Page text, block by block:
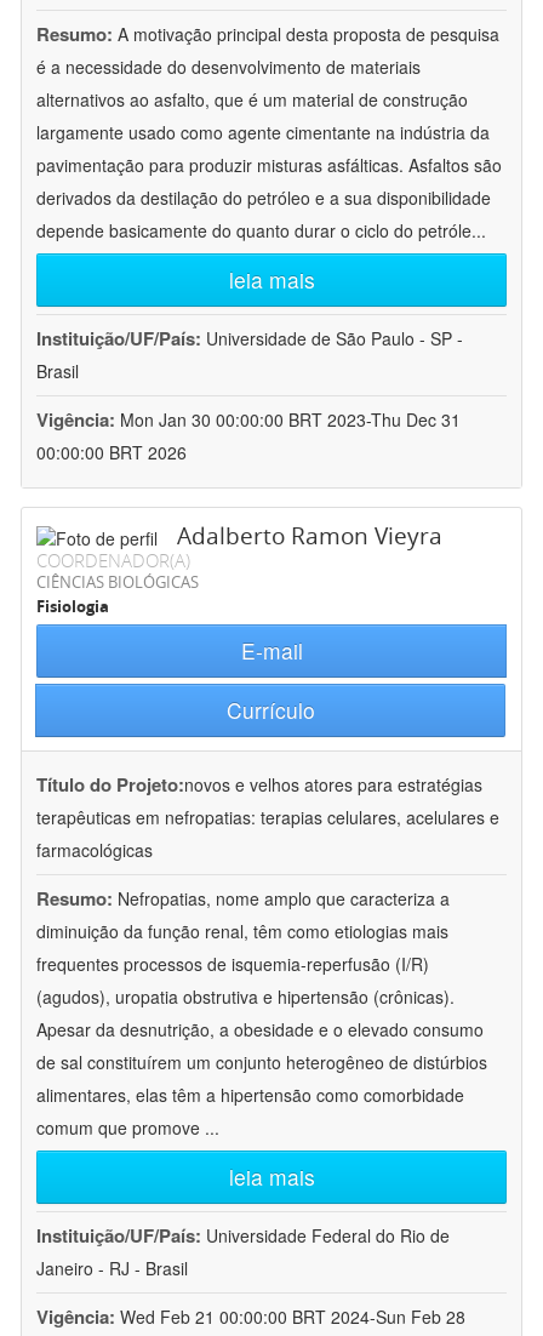
Resumo: A motivação principal desta proposta de pesquisa
é a necessidade do desenvolvimento de materiais
alternativos ao asfalto, que é um material de construção
largamente usado como agente cimentante na indústria da
pavimentação para produzir misturas asfálticas. Asfaltos são
derivados da destilação do petróleo e a sua disponibilidade
depende basicamente do quanto durar o ciclo do petróle...
leia mais
Instituição/UF/País: Universidade de São Paulo - SP -
Brasil
Vigência: Mon Jan 30 00:00:00 BRT 2023-Thu Dec 31
00:00:00 BRT 2026
Adalberto Ramon Vieyra
COORDENADOR(A)
CIÊNCIAS BIOLÓGICAS
Fisiologia
E-mail
Currículo
Título do Projeto:novos e velhos atores para estratégias
terapêuticas em nefropatias: terapias celulares, acelulares e
farmacológicas
Resumo: Nefropatias, nome amplo que caracteriza a
diminuição da função renal, têm como etiologias mais
frequentes processos de isquemia-reperfusão (I/R)
(agudos), uropatia obstrutiva e hipertensão (crônicas).
Apesar da desnutrição, a obesidade e o elevado consumo
de sal constituírem um conjunto heterogêneo de distúrbios
alimentares, elas têm a hipertensão como comorbidade
comum que promove ...
leia mais
Instituição/UF/País: Universidade Federal do Rio de
Janeiro - RJ - Brasil
Vigência: Wed Feb 21 00:00:00 BRT 2024-Sun Feb 28